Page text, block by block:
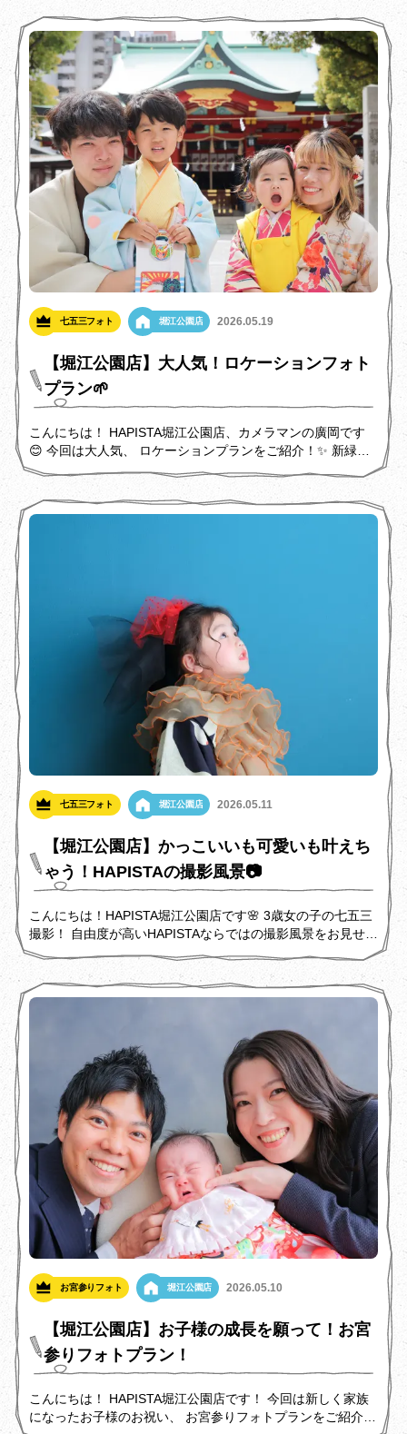
七五三フォト 堀江公園店 2026.05.19
【堀江公園店】大人気！ロケーションフォト
プラン🌱
こんにちは！ HAPISTA堀江公園店、カメラマンの廣岡です
😊 今回は大人気、 ロケーションプランをご紹介！✨️ 新緑の
季節、ぜひ参考にしてください！
七五三フォト 堀江公園店 2026.05.11
【堀江公園店】かっこいいも可愛いも叶えち
ゃう！HAPISTAの撮影風景📷
こんにちは！HAPISTA堀江公園店です🌸 3歳女の子の七五三
撮影！ 自由度が高いHAPISTAならではの撮影風景をお見せし
ます！ かっこいいも可愛いもどちらも叶えられるヘアメイク
ってくださいね！
お宮参りフォト 堀江公園店 2026.05.10
【堀江公園店】お子様の成長を願って！お宮
参りフォトプラン！
こんにちは！ HAPISTA堀江公園店です！ 今回は新しく家族
になったお子様のお祝い、 お宮参りフォトプランをご紹介し